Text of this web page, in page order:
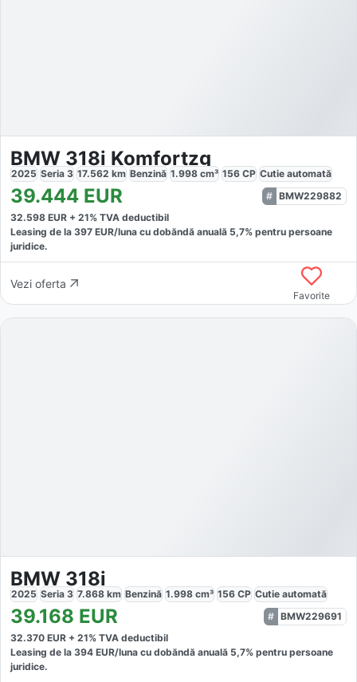
BMW 318i Komfortzg
2025 Seria 3 17.562 km Benzină 1.998 cm³ 156 CP Cutie automată
39.444 EUR
BMW229882
32.598 EUR + 21% TVA deductibil
Leasing de la 397 EUR/luna cu dobăndă anuală 5,7% pentru persoane
juridice.
Vezi oferta
Favorite
BMW 318i
2025 Seria 3 7.868 km Benzină 1.998 cm³ 156 CP Cutie automată
39.168 EUR
BMW229691
32.370 EUR + 21% TVA deductibil
Leasing de la 394 EUR/luna cu dobăndă anuală 5,7% pentru persoane
juridice.